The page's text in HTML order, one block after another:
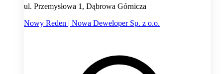
ul. Przemysłowa 1, Dąbrowa Górnicza
Nowy Reden | Nowa Deweloper Sp. z o.o.